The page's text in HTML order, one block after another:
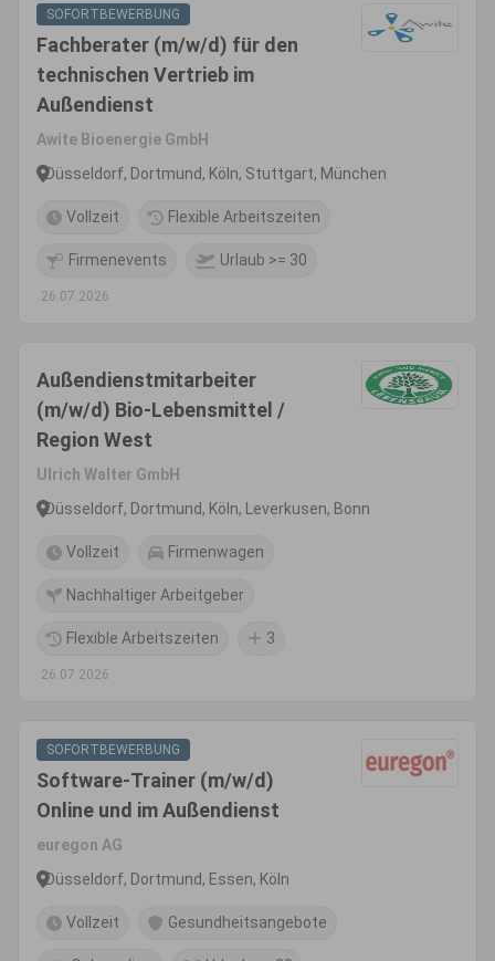
SOFORTBEWERBUNG
Fachberater (m/w/d) für den
technischen Vertrieb im
Außendienst
Awite Bioenergie GmbH
Düsseldorf, Dortmund, Köln, Stuttgart, München
Vollzeit Flexible Arbeitszeiten
Firmenevents Urlaub >= 30
26.07.2026
Außendienstmitarbeiter
(m/w/d) Bio-Lebensmittel /
Region West
Ulrich Walter GmbH
Düsseldorf, Dortmund, Köln, Leverkusen, Bonn
Vollzeit Firmenwagen
Nachhaltiger Arbeitgeber
Flexible Arbeitszeiten 3
26.07.2026
SOFORTBEWERBUNG
Software-Trainer (m/w/d)
Online und im Außendienst
euregon AG
Düsseldorf, Dortmund, Essen, Köln
Vollzeit Gesundheitsangebote